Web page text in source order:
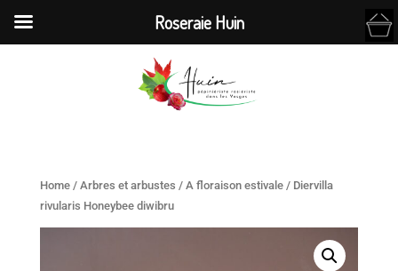
Home/ Arbres et arbustes / A floraison estivale/ Diervilla
rivularis Honeybee diwibru
Roseraie Huin